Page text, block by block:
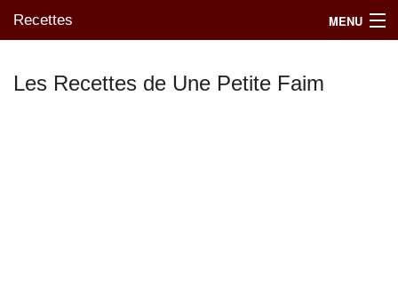
Recettes MENU
Les Recettes de Une Petite Faim